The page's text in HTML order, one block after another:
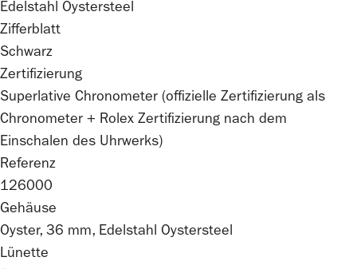
Edelstahl Oystersteel
Zifferblatt
Schwarz
Zertifizierung
Superlative Chronometer (offizielle Zertifizierung als
Chronometer + Rolex Zertifizierung nach dem
Einschalen des Uhrwerks)
Referenz
126000
Gehäuse
Oyster, 36 mm, Edelstahl Oystersteel
Lünette